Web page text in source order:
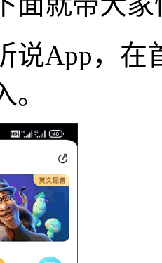
说App，在